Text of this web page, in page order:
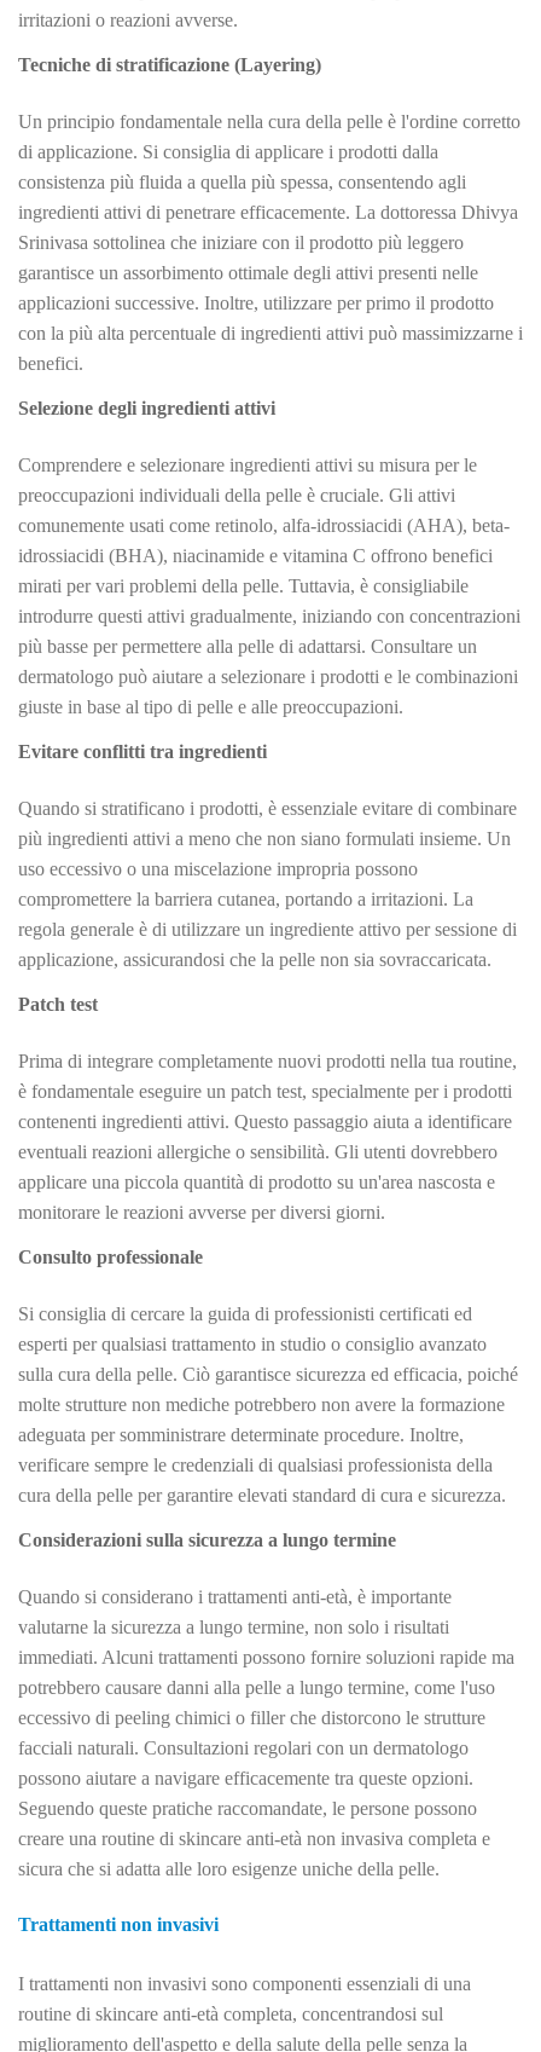
irritazioni o reazioni avverse.
Tecniche di stratificazione (Layering)
Un principio fondamentale nella cura della pelle è l'ordine corretto
di applicazione. Si consiglia di applicare i prodotti dalla
consistenza più fluida a quella più spessa, consentendo agli
ingredienti attivi di penetrare efficacemente. La dottoressa Dhivya
Srinivasa sottolinea che iniziare con il prodotto più leggero
garantisce un assorbimento ottimale degli attivi presenti nelle
applicazioni successive. Inoltre, utilizzare per primo il prodotto
con la più alta percentuale di ingredienti attivi può massimizzarne i
benefici.
Selezione degli ingredienti attivi
Comprendere e selezionare ingredienti attivi su misura per le
preoccupazioni individuali della pelle è cruciale. Gli attivi
comunemente usati come retinolo, alfa-idrossiacidi (AHA), beta-
idrossiacidi (BHA), niacinamide e vitamina C offrono benefici
mirati per vari problemi della pelle. Tuttavia, è consigliabile
introdurre questi attivi gradualmente, iniziando con concentrazioni
più basse per permettere alla pelle di adattarsi. Consultare un
dermatologo può aiutare a selezionare i prodotti e le combinazioni
giuste in base al tipo di pelle e alle preoccupazioni.
Evitare conflitti tra ingredienti
Quando si stratificano i prodotti, è essenziale evitare di combinare
più ingredienti attivi a meno che non siano formulati insieme. Un
uso eccessivo o una miscelazione impropria possono
compromettere la barriera cutanea, portando a irritazioni. La
regola generale è di utilizzare un ingrediente attivo per sessione di
applicazione, assicurandosi che la pelle non sia sovraccaricata.
Patch test
Prima di integrare completamente nuovi prodotti nella tua routine,
è fondamentale eseguire un patch test, specialmente per i prodotti
contenenti ingredienti attivi. Questo passaggio aiuta a identificare
eventuali reazioni allergiche o sensibilità. Gli utenti dovrebbero
applicare una piccola quantità di prodotto su un'area nascosta e
monitorare le reazioni avverse per diversi giorni.
Consulto professionale
Si consiglia di cercare la guida di professionisti certificati ed
esperti per qualsiasi trattamento in studio o consiglio avanzato
sulla cura della pelle. Ciò garantisce sicurezza ed efficacia, poiché
molte strutture non mediche potrebbero non avere la formazione
adeguata per somministrare determinate procedure. Inoltre,
verificare sempre le credenziali di qualsiasi professionista della
cura della pelle per garantire elevati standard di cura e sicurezza.
Considerazioni sulla sicurezza a lungo termine
Quando si considerano i trattamenti anti-età, è importante
valutarne la sicurezza a lungo termine, non solo i risultati
immediati. Alcuni trattamenti possono fornire soluzioni rapide ma
potrebbero causare danni alla pelle a lungo termine, come l'uso
eccessivo di peeling chimici o filler che distorcono le strutture
facciali naturali. Consultazioni regolari con un dermatologo
possono aiutare a navigare efficacemente tra queste opzioni.
Seguendo queste pratiche raccomandate, le persone possono
creare una routine di skincare anti-età non invasiva completa e
sicura che si adatta alle loro esigenze uniche della pelle.
Trattamenti non invasivi
I trattamenti non invasivi sono componenti essenziali di una
routine di skincare anti-età completa, concentrandosi sul
miglioramento dell'aspetto e della salute della pelle senza la